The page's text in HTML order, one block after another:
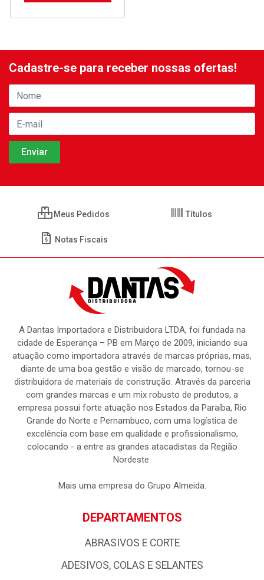
Cadastre-se para receber nossas ofertas!
Meus Pedidos Títulos
Notas Fiscais
A Dantas Importadora e Distribuidora LTDA, foi fundada na
cidade de Esperança – PB em Março de 2009, iniciando sua
atuação como importadora através de marcas próprias, mas,
diante de uma boa gestão e visão de marcado, tornou-se
distribuidora de materiais de construção. Através da parceria
com grandes marcas e um mix robusto de produtos, a
empresa possui forte atuação nos Estados da Paraíba, Rio
Grande do Norte e Pernambuco, com uma logística de
excelência com base em qualidade e profissionalismo,
colocando - a entre as grandes atacadistas da Região
Nordeste.
Mais uma empresa do Grupo Almeida.
DEPARTAMENTOS
ABRASIVOS E CORTE
ADESIVOS, COLAS E SELANTES